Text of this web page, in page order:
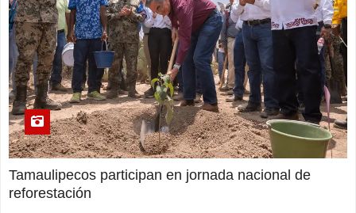
Tamaulipecos participan en jornada nacional de
reforestación